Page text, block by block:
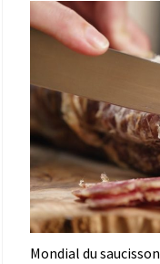
Mondial du